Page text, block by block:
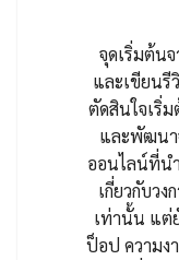
จุดเริ่มต้น
และเขียนรี
ตัดสินใจเริ่
และพัฒนา
ออนไลน์ที่น
เกี่ยวกับวง
เท่านั้น แต่
ป็อป ความง